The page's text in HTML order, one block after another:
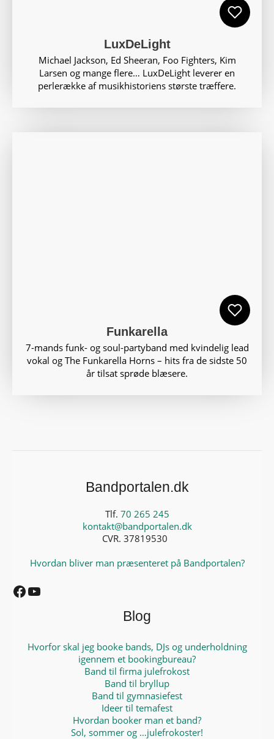
LuxDeLight
Michael Jackson, Ed Sheeran, Foo Fighters, Kim
Larsen og mange flere… LuxDeLight leverer en
perlerække af musikhistoriens største træffere.
Funkarella
7-mands funk- og soul-partyband med kvindelig lead
vokal og The Funkarella Horns – hits fra de sidste 50
år tilsat sprøde blæsere.
Bandportalen.dk
Tlf. 70 265 245
kontakt@bandportalen.dk
CVR. 37819530
Hvordan bliver man præsenteret på Bandportalen?
Facebook
Blog
Hvorfor skal jeg booke bands, DJs og underholdning
igennem et bookingbureau?
Band til firma julefrokost
Band til bryllup
Band til gymnasiefest
Ideer til temafest
Hvordan booker man et band?
Sol, sommer og …julefrokoster!